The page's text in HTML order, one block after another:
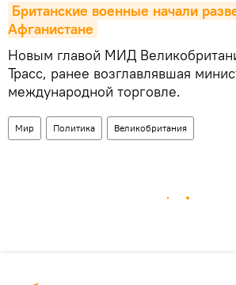
Британские военные начали
Афганистане
Новым главой МИД
Трасс, ранее возглавлявшая
международной торговле.
Мир Политика Великобритания